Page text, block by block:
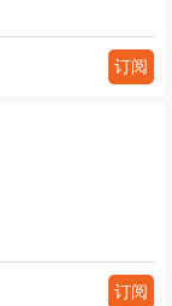
订阅
订阅